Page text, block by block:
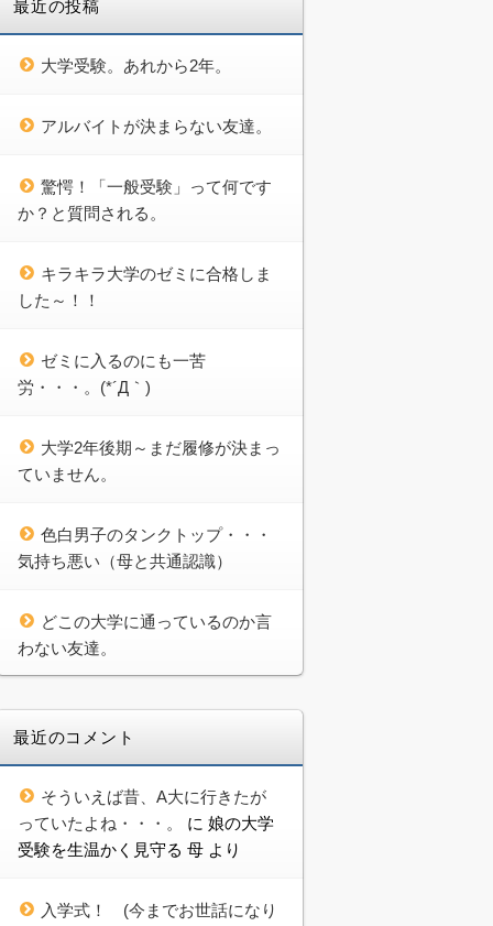
最近の投稿
大学受験。あれから2年。
アルバイトが決まらない友達。
驚愕！「一般受験」って何です
か？と質問される。
キラキラ大学のゼミに合格しま
した～！！
ゼミに入るのにも一苦
労・・・。(*´Д｀)
大学2年後期～まだ履修が決まっ
ていません。
色白男子のタンクトップ・・・
気持ち悪い（母と共通認識）
どこの大学に通っているのか言
わない友達。
最近のコメント
そういえば昔、A大に行きたが
っていたよね・・・。
に 娘の大学
受験を生温かく見守る 母 より
入学式！ (今までお世話になり